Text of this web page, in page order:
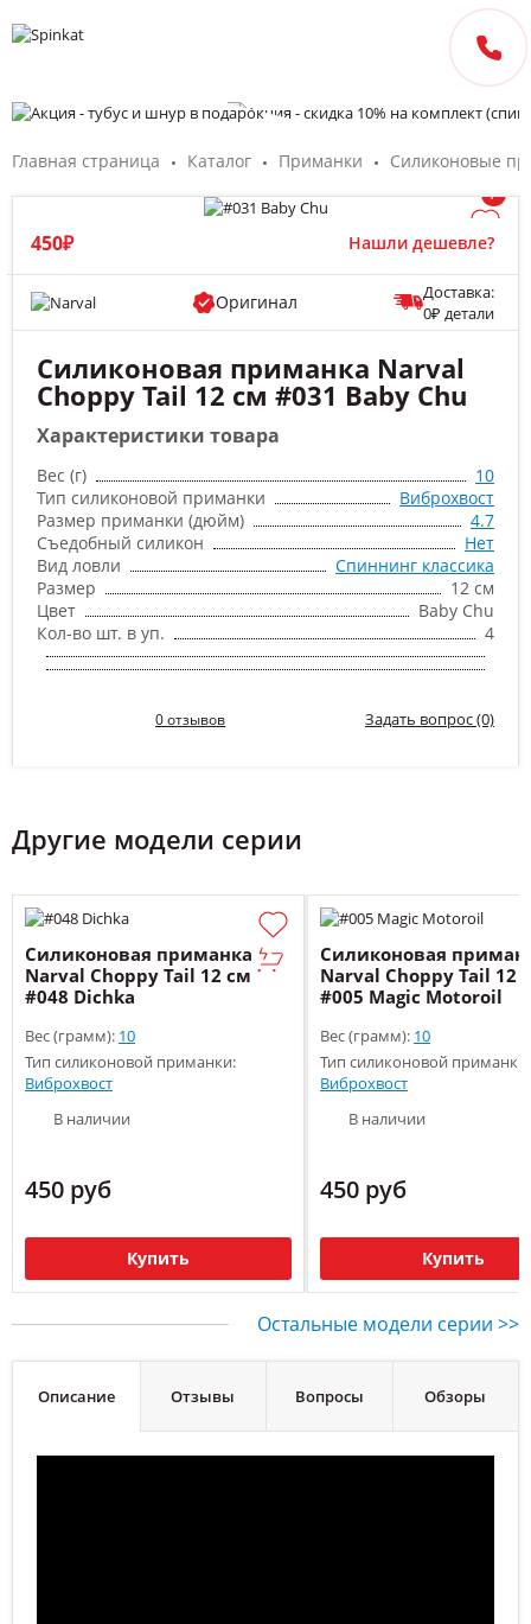
Главная страница Каталог Приманки
Силиконовые
/
450₽ Нашли дешевле?
Оригинал
Доставка:
0₽ детали
Силиконовая приманка Narval
Choppy Tail 12 см #031 Baby Chu
Характеристики товара
Вес (г)
10
Тип силиконовой приманки
Виброхвост
Размер приманки (дюйм)
4.7
Съедобный силикон
Нет
Вид ловли
Спиннинг классика
Размер
12 см
Цвет
Baby Chu
Кол-во шт. в уп.
4
0 отзывов Задать вопрос (0)
Другие модели серии
Силиконовая приманка
Narval Choppy Tail 12 см
#048 Dichka
Вес (грамм): 10
Тип силиконовой приманки:
Виброхвост
В наличии
450 руб
Купить
Силиконовая
Narval Choppy Tail 12
#005 Magic Motoroil
Вес (грамм): 10
Тип силиконовой приманки:
Виброхвост
В наличии
450 руб
Купить
Остальные модели серии >>
Описание Отзывы Вопросы Обзоры